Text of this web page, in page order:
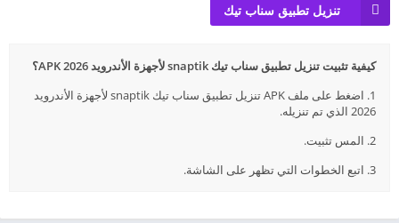
تنزيل تطبيق سناب تيك
كيفية تثبيت تنزيل تطبيق سناب تيك snaptik لأجهزة الأندرويد 2026 APK؟
1. اضغط على ملف APK تنزيل تطبيق سناب تيك snaptik لأجهزة الأندرويد
2026 الذي تم تنزيله.
2. المس تثبيت.
3. اتبع الخطوات التي تظهر على الشاشة.